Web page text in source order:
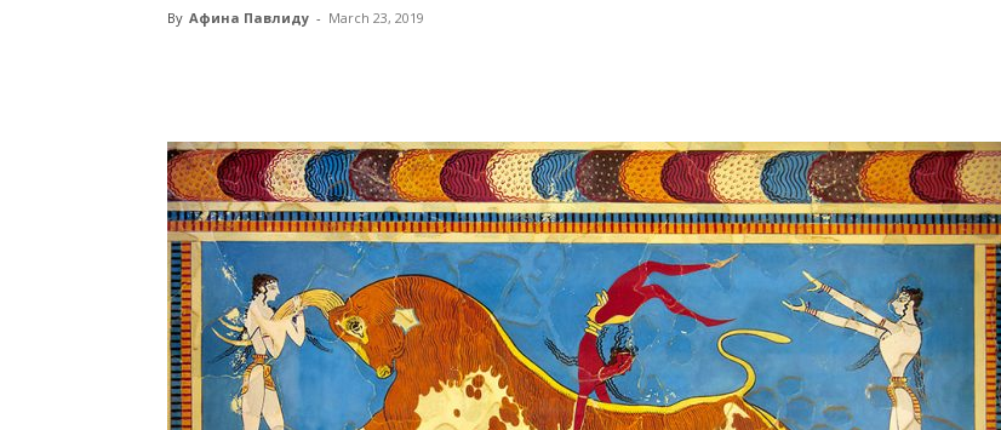
By Афина Павлиду - March 23, 2019